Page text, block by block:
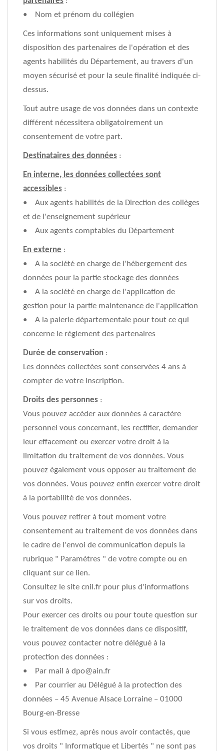
• Nom et prénom du collégien
Ces informations sont uniquement mises à
disposition des partenaires de l'opération et des
agents habilités du Département, au travers d'un
moyen sécurisé et pour la seule finalité indiquée ci-
dessus.
Tout autre usage de vos données dans un contexte
différent nécessitera obligatoirement un
consentement de votre part.
Destinataires des données :
En interne, les données collectées sont
accessibles :
• Aux agents habilités de la Direction des collèges
et de l'enseignement supérieur
• Aux agents comptables du Département
En externe :
• A la société en charge de l'hébergement des
données pour la partie stockage des données
• A la société en charge de l'application de
gestion pour la partie maintenance de l'application
• A la paierie départementale pour tout ce qui
concerne le règlement des partenaires
Durée de conservation :
Les données collectées sont conservées 4 ans à
compter de votre inscription.
Droits des personnes :
Vous pouvez accéder aux données à caractère
personnel vous concernant, les rectifier, demander
leur effacement ou exercer votre droit à la
limitation du traitement de vos données. Vous
pouvez également vous opposer au traitement de
vos données. Vous pouvez enfin exercer votre droit
à la portabilité de vos données.
Vous pouvez retirer à tout moment votre
consentement au traitement de vos données dans
le cadre de l'envoi de communication depuis la
rubrique " Paramètres " de votre compte ou en
cliquant sur ce lien.
Consultez le site cnil.fr pour plus d'informations
sur vos droits.
Pour exercer ces droits ou pour toute question sur
le traitement de vos données dans ce dispositif,
vous pouvez contacter notre délégué à la
protection des données :
• Par mail à dpo@ain.fr
• Par courrier au Délégué à la protection des
données – 45 Avenue Alsace Lorraine – 01000
Bourg-en-Bresse
Si vous estimez, après nous avoir contactés, que
vos droits " Informatique et Libertés " ne sont pas